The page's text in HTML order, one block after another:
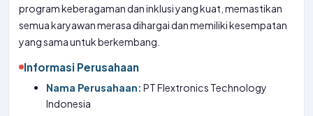
program keberagaman dan inklusi yang kuat, memastikan
semua karyawan merasa dihargai dan memiliki kesempatan
yang sama untuk berkembang.
Informasi Perusahaan
Nama Perusahaan: PT Flextronics Technology
Indonesia